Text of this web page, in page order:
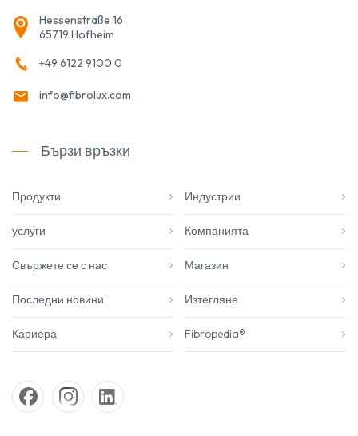
Hessenstraße 16
65719 Hofheim
+49 6122 9100 0
info@fibrolux.com
Бързи връзки
Продукти Индустрии
услуги Компанията
Свържете се с нас Магазин
Последни новини Изтегляне
Кариера Fibropedia®